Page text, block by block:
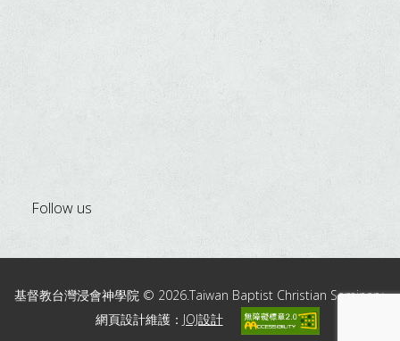
Follow us
基督教台灣浸會神學院 © 2026.Taiwan Baptist Christian Seminary.
網頁設計維護： JOJ設計